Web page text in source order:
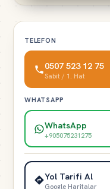
TELEFON
0507 523 12 75
Sabit / 1. Hat
WHATSAPP
WhatsApp
+905075231275
Yol Tarifi Al
Google Haritalar